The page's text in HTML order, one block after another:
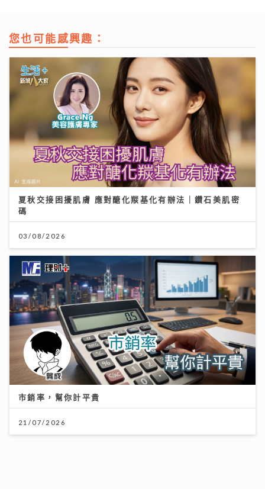
您也可能感興趣：
夏秋交接困擾肌膚 應對醣化羰基化有辦法｜鑽石美肌密
碼
03/08/2026
市銷率，幫你計平貴
21/07/2026